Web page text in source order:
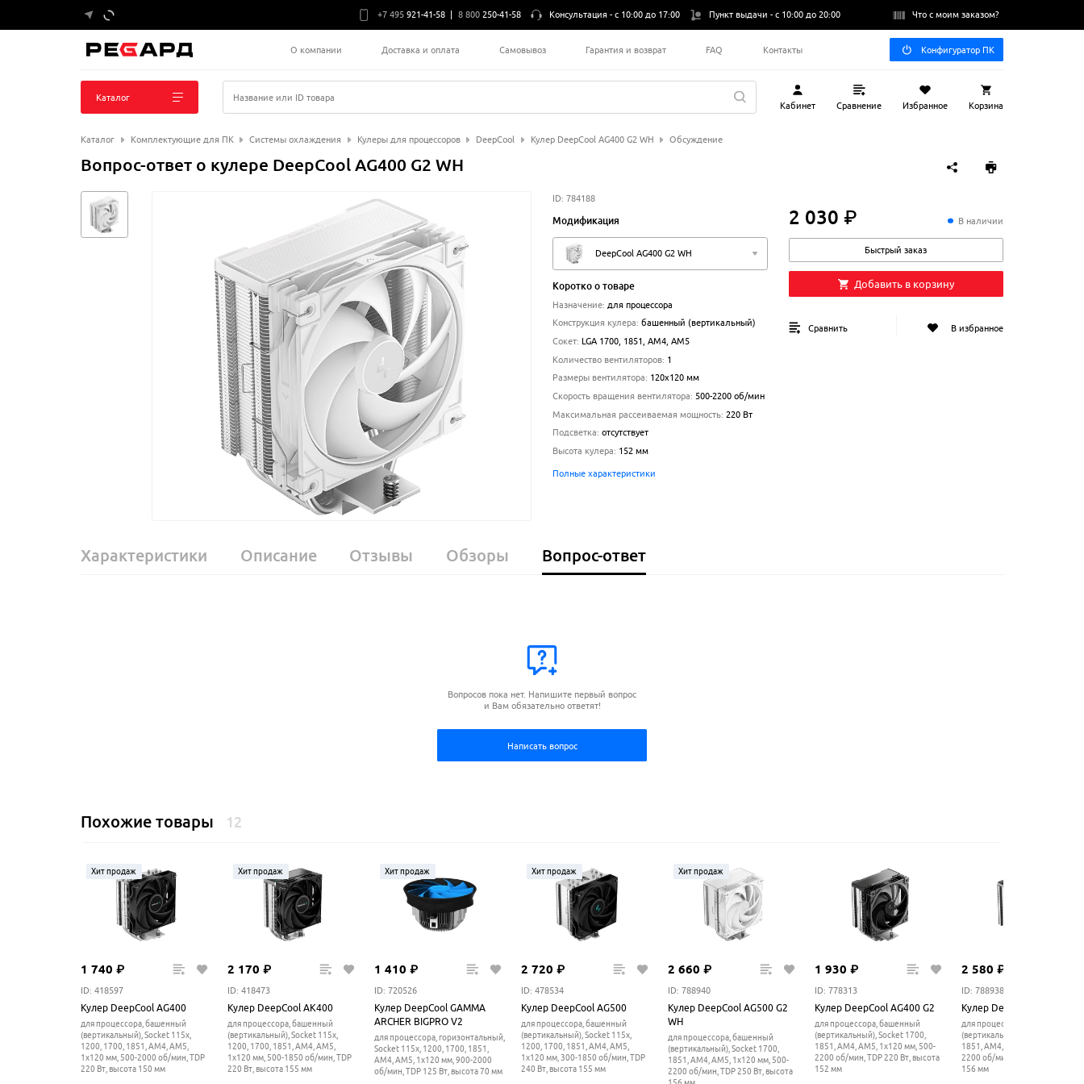
+7 495 921-41-58 8 800 250-41-58 Консультация -с 10:00 до 17:00 Пункт выдачи -с 10:00 до 20:00 Что с моим заказом?
О компании Доставка и оплата Самовывоз Гарантия и возврат FAQ Контакты Конфигуратор ПК
Каталог Название или ID товара
Кабинет Сравнение Избранное Корзина
Каталог Комплектующие для ПК Системы охлаждения Кулеры для процессоров DeepCool Кулер DeepCool AG400 G2 WH Обсуждение
Вопрос-ответ о кулере DeepCool AG400 G2 WH
ID: 784188
Модификация
DeepCool AG400 G2 WH
Коротко о товаре
Назначение: для процессора
Конструкция кулера: башенный (вертикальный)
Сокет: LGA 1700, 1851, AM4, AM5
Количество вентиляторов: 1
Размеры вентилятора: 120x120 мм
Скорость вращения вентилятора: 500-2200 об/мин
Максимальная рассеиваемая мощность: 220 Вт
Подсветка: отсутствует
Высота кулера: 152 мм
Полные характеристики
2 030 ₽2 030 ₽ В наличии
Быстрый заказ
Добавить в корзину
Сравнить В избранное
Характеристики Описание Отзывы Обзоры Вопрос-ответ
Вопросов пока нет. Напишите первый вопрос
и Вам обязательно ответят!
Написать вопрос
Похожие товары 12
Хит продаж
1 740 ₽
ID: 418597
Кулер DeepCool AG400
для процессора, башенный
(вертикальный), Socket 115x,
1200, 1700, 1851, AM4, AM5,
1x120 мм, 500-2000 об/мин, TDP
220 Вт, высота 150 мм
Хит продаж
2 170 ₽
ID: 418473
Кулер DeepCool AK400
для процессора, башенный
(вертикальный), Socket 115x,
1200, 1700, 1851, AM4, AM5,
1x120 мм, 500-1850 об/мин, TDP
220 Вт, высота 155 мм
Хит продаж
1 410 ₽
ID: 720526
Кулер DeepCool GAMMA
ARCHER BIGPRO V2
для процессора, горизонтальный,
Socket 115x, 1200, 1700, 1851,
AM4, AM5, 1x120 мм, 900-2000
об/мин, TDP 125 Вт, высота 70 мм
Хит продаж
2 720 ₽
ID: 478534
Кулер DeepCool AG500
для процессора, башенный
(вертикальный), Socket 115x,
1200, 1700, 1851, AM4, AM5,
1x120 мм, 300-1850 об/мин, TDP
240 Вт, высота 155 мм
Хит продаж
2 660 ₽
ID: 788940
Кулер DeepCool AG500 G2
WH
для процессора, башенный
(вертикальный), Socket 1700,
1851, AM4, AM5, 1x120 мм, 500-
2200 об/мин, TDP 250 Вт, высота
1 930 ₽
ID: 778313
Кулер DeepCool AG400 G2
для процессора, башенный
(вертикальный), Socket 1700,
1851, AM4, AM5, 1x120 мм, 500-
2200 об/мин, TDP 220 Вт, высота
152 мм
2 580 ₽
ID: 788938
Кулер DeepCool AG500 G2
для процессора, башенный
(вертикальный), Socket 1700,
1851, AM4, AM5, 1x120 мм, 500-
2200 об/мин, TDP 250 Вт,
156 мм